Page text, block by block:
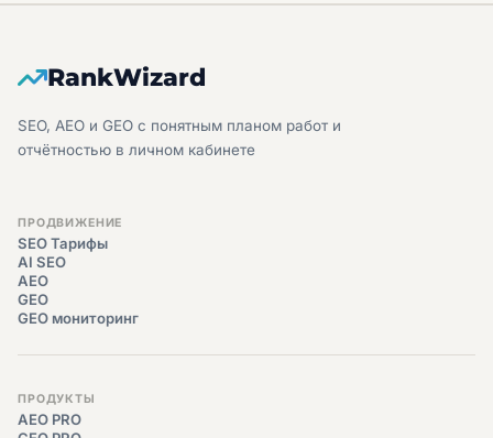
RankWizard
SEO, AEO и GEO с понятным планом работ и
отчётностью в личном кабинете
ПРОДВИЖЕНИЕ
SEO Тарифы
AI SEO
AEO
GEO
GEO мониторинг
ПРОДУКТЫ
AEO PRO